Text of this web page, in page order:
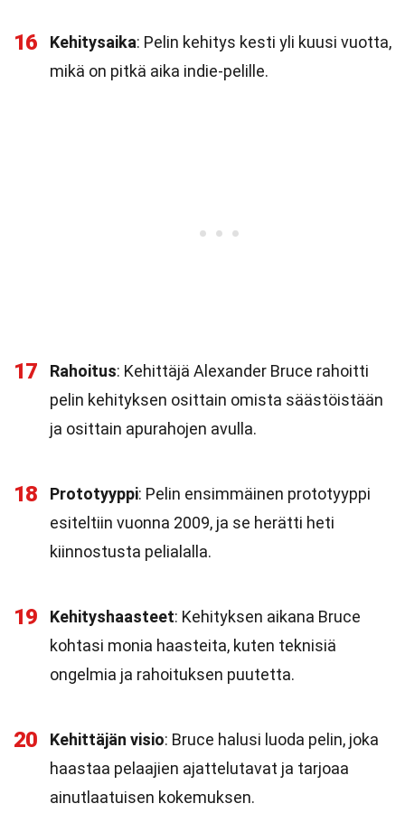
16 Kehitysaika: Pelin kehitys kesti yli kuusi vuotta,
mikä on pitkä aika indie-pelille.
17 Rahoitus: Kehittäjä Alexander Bruce rahoitti
pelin kehityksen osittain omista säästöistään
ja osittain apurahojen avulla.
18 Prototyyppi: Pelin ensimmäinen prototyyppi
esiteltiin vuonna 2009, ja se herätti heti
kiinnostusta pelialalla.
19 Kehityshaasteet: Kehityksen aikana Bruce
kohtasi monia haasteita, kuten teknisiä
ongelmia ja rahoituksen puutetta.
20 Kehittäjän visio: Bruce halusi luoda pelin, joka
haastaa pelaajien ajattelutavat ja tarjoaa
ainutlaatuisen kokemuksen.